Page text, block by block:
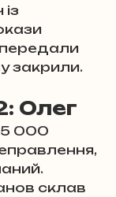
закрили.
Олег
5 000
склав